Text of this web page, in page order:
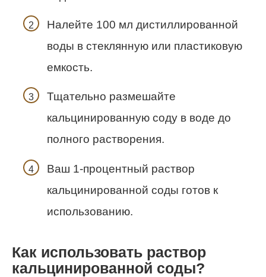
Налейте 100 мл дистиллированной
воды в стеклянную или пластиковую
емкость.
Тщательно размешайте
кальцинированную соду в воде до
полного растворения.
Ваш 1-процентный раствор
кальцинированной соды готов к
использованию.
Как использовать раствор
кальцинированной соды?